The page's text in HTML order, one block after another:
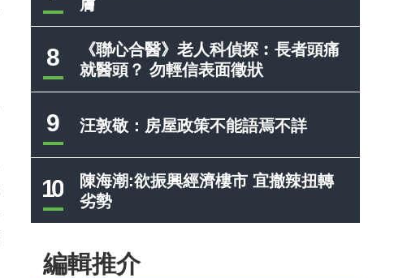
膚
8
《聯心合醫》老人科偵探︰長者頭痛
就醫頭？ 勿輕信表面徵狀
9 汪敦敬：房屋政策不能語焉不詳
10
陳海潮:欲振興經濟樓市 宜撤辣扭轉
劣勢
編輯推介